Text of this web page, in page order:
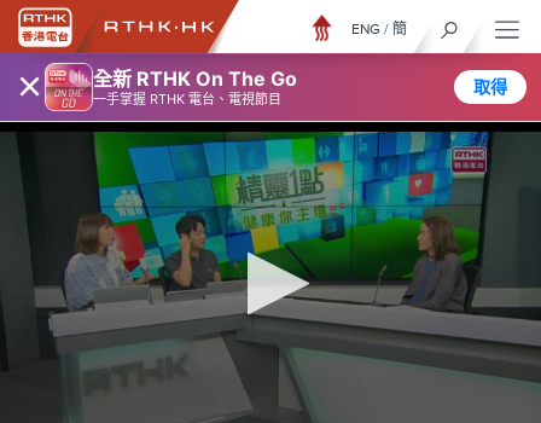
× 全新 RTHK On The Go
一手掌握 RTHK 電台、電視節目
取得
ENG / 簡